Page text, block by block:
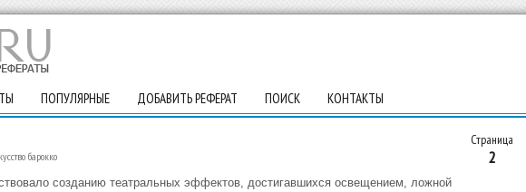
ПОПУЛЯРНЫЕ ДОБАВИТЬ РЕФЕРАТ ПОИСК КОНТАКТЫ
Страница
2
барокко
созданию театральных эффектов, достигавшихся освещением, ложной